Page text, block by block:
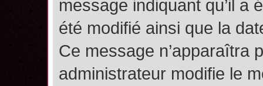
message indiquant qu’il a
été modifié ainsi que la
Ce message n’apparaîtra
administrateur modifie le